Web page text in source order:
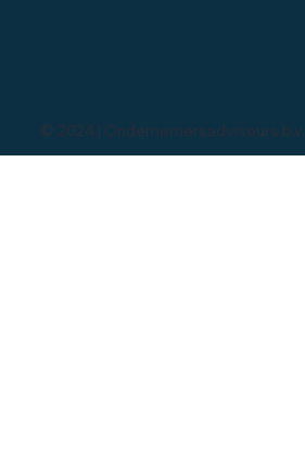
© 2024 | Ondernemersadviseurs b.v.